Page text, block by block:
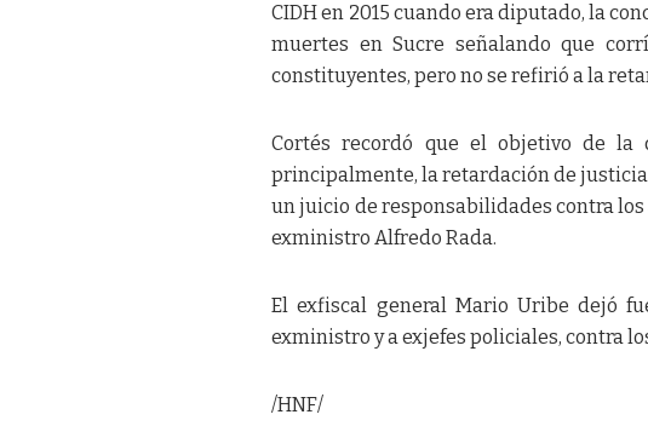
CIDH en 2015 cuando era diputado, la
muertes en Sucre señalando que
constituyentes, pero no se refirió a la
Cortés recordó que el objetivo de la
principalmente, la retardación de
un juicio de responsabilidades contra
exministro Alfredo Rada.
El exfiscal general Mario Uribe dejó
exministro y a exjefes policiales, contra
/HNF/